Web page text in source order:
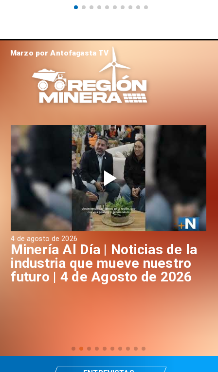
4 de agosto de 2026
Minería Al Día | Noticias de la
industria que mueve nuestro
futuro | 4 de Agosto de 2026
Marzo por Antofagasta TV